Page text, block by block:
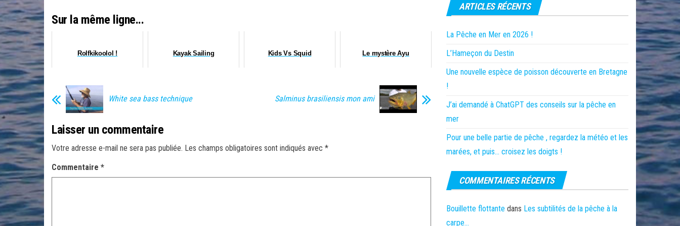
Sur la même ligne...
Rolfkikoolol ! Kayak Sailing Kids Vs Squid Le mystère Ayu
White sea bass technique Salminus brasiliensis mon ami
Laisser un commentaire
Votre adresse e-mail ne sera pas publiée. Les champs obligatoires sont indiqués avec *
Commentaire *
ARTICLES RÉCENTS
La Pêche en Mer en 2026 !
L’Hameçon du Destin
Une nouvelle espèce de poisson découverte en Bretagne
!
J’ai demandé à ChatGPT des conseils sur la pêche en
mer
Pour une belle partie de pêche , regardez la météo et les
marées, et puis… croisez les doigts !
COMMENTAIRES RÉCENTS
Bouillette flottante dans Les subtilités de la pêche à la
carpe…